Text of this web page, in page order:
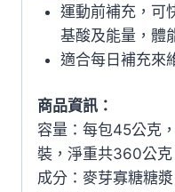
運動前補充，可
基酸及能量，體
適合每日補充來
商品資訊：
容量：每包45公克
裝，淨重共360公克
成分：麥芽寡糖糖